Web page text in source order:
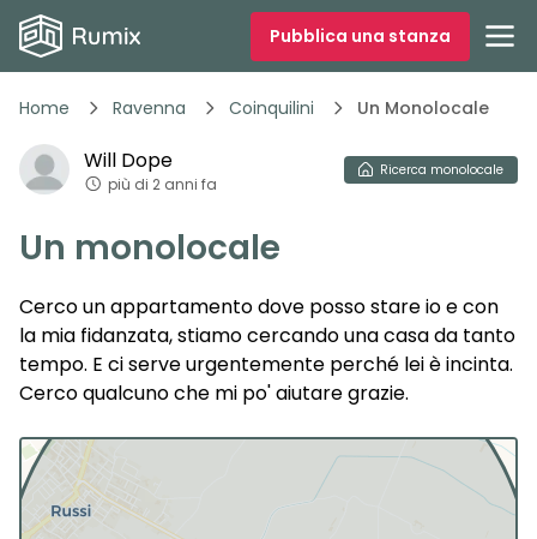
Pubblica una stanza
Home Ravenna Coinquilini Un Monolocale
Will Dope
più di 2 anni fa
Ricerca monolocale
Un monolocale
Cerco un appartamento dove posso stare io e con
la mia fidanzata, stiamo cercando una casa da tanto
tempo. E ci serve urgentemente perché lei è incinta.
Cerco qualcuno che mi po' aiutare grazie.